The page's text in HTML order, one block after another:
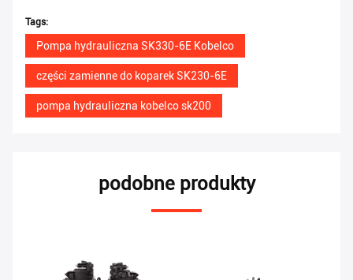
Tags:
Pompa hydrauliczna SK330-6E Kobelco
części zamienne do koparek SK230-6E
pompa hydrauliczna kobelco sk200
podobne produkty